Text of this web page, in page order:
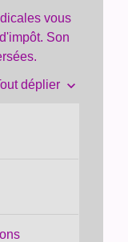
vous
Son
déplier keyboard_arrow_down